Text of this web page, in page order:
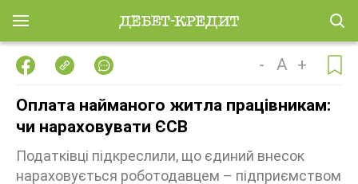
- A +
Оплата найманого житла працівникам:
чи нараховувати ЄСВ
Податківці підкреслили, що єдиний внесок
нараховується роботодавцем – підприємством